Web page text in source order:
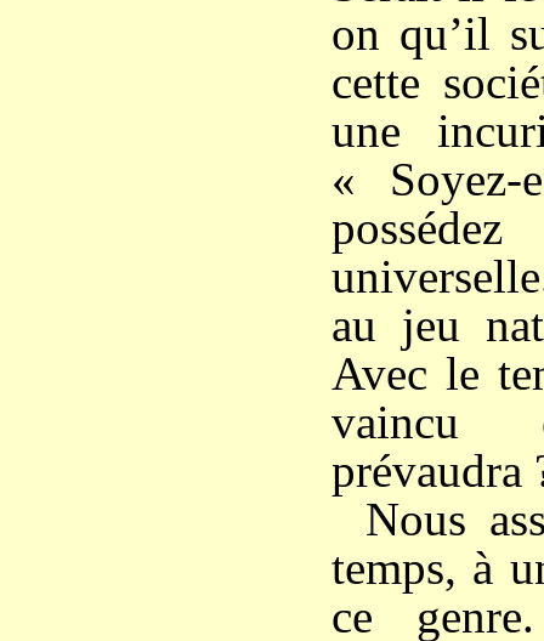
on qu’il
cette
une
«
au jeu
Avec le
prévaudra
Nous
temps, à
ce